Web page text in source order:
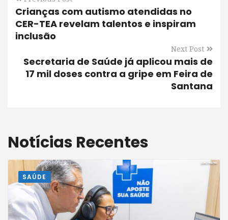
Crianças com autismo atendidas no
CER-TEA revelam talentos e inspiram
inclusão
Next Post
Secretaria de Saúde já aplicou mais de
17 mil doses contra a gripe em Feira de
Santana
Notícias Recentes
SAÚDE